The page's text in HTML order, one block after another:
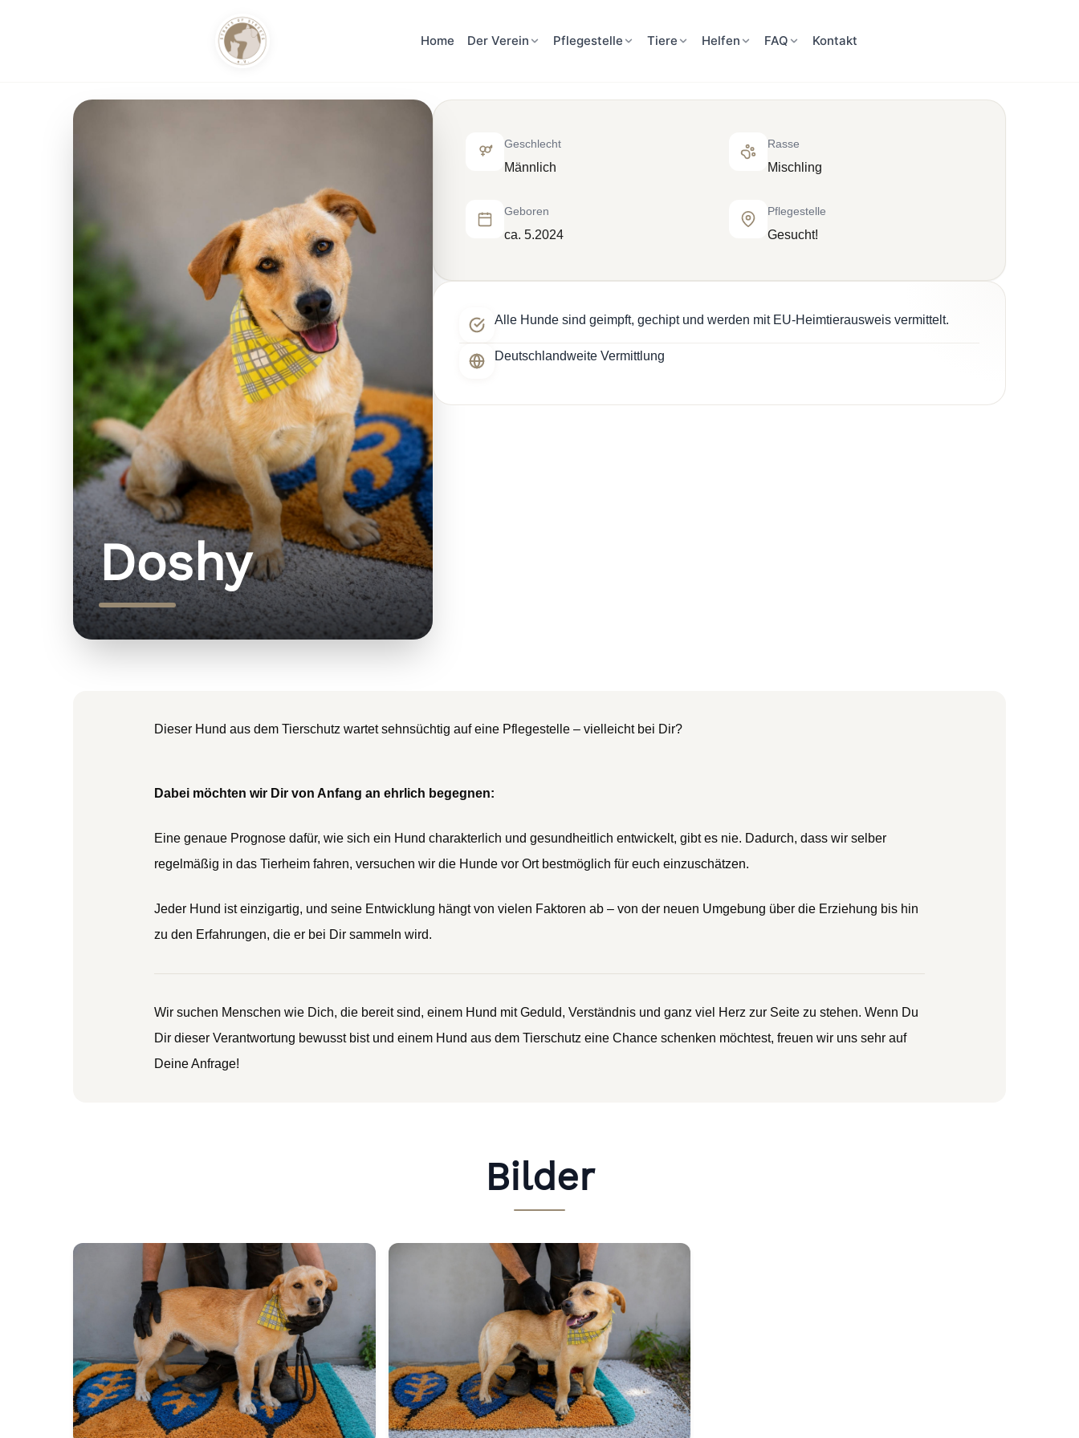
Home Der Verein Pflegestelle Tiere Helfen FAQ Kontakt
Doshy
Geschlecht
Männlich
Rasse
Mischling
Geboren
ca. 5.2024
Pflegestelle
Gesucht!
Alle Hunde sind geimpft, gechipt und werden mit EU-Heimtierausweis vermittelt.
Deutschlandweite Vermittlung
Dieser Hund aus dem Tierschutz wartet sehnsüchtig auf eine Pflegestelle – vielleicht bei Dir?
Dabei möchten wir Dir von Anfang an ehrlich begegnen:
Eine genaue Prognose dafür, wie sich ein Hund charakterlich und gesundheitlich entwickelt, gibt es nie. Dadurch, dass wir selber
regelmäßig in das Tierheim fahren, versuchen wir die Hunde vor Ort bestmöglich für euch einzuschätzen.
Jeder Hund ist einzigartig, und seine Entwicklung hängt von vielen Faktoren ab – von der neuen Umgebung über die Erziehung bis hin
zu den Erfahrungen, die er bei Dir sammeln wird.
Wir suchen Menschen wie Dich, die bereit sind, einem Hund mit Geduld, Verständnis und ganz viel Herz zur Seite zu stehen. Wenn Du
Dir dieser Verantwortung bewusst bist und einem Hund aus dem Tierschutz eine Chance schenken möchtest, freuen wir uns sehr auf
Deine Anfrage!
Bilder